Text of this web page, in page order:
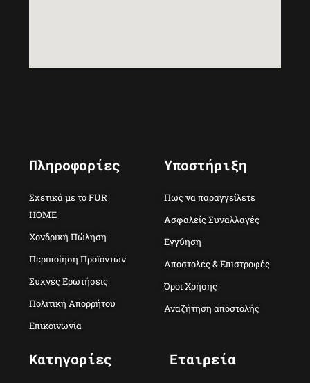
Πληροφορίες
Σχετικά με το FUR
HOME
Χονδρική Πώληση
Περιποίηση Προϊόντων
Συχνές Ερωτήσεις
Πολιτική Απορρήτου
Επικοινωνία
Υποστήριξη
Πως να παραγγείλετε
Ασφαλείς Συναλλαγές
Εγγύηση
Αποστολές & Επιστροφές
Όροι Χρήσης
Αναζήτηση αποστολής
Κατηγορίες Εταιρεία